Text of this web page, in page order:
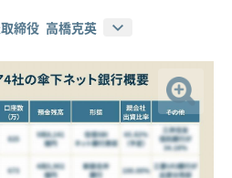
締役 高橋克英